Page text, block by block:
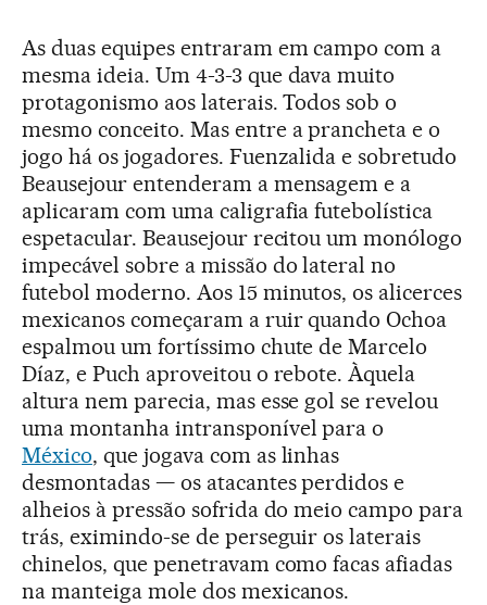
As duas equipes entraram em campo com a
mesma ideia. Um 4-3-3 que dava muito
protagonismo aos laterais. Todos sob o
mesmo conceito. Mas entre a prancheta e o
jogo há os jogadores. Fuenzalida e sobretudo
Beausejour entenderam a mensagem e a
aplicaram com uma caligrafia futebolística
espetacular. Beausejour recitou um monólogo
impecável sobre a missão do lateral no
futebol moderno. Aos 15 minutos, os alicerces
mexicanos começaram a ruir quando Ochoa
espalmou um fortíssimo chute de Marcelo
Díaz, e Puch aproveitou o rebote. Àquela
altura nem parecia, mas esse gol se revelou
uma montanha intransponível para o
México, que jogava com as linhas
desmontadas — os atacantes perdidos e
alheios à pressão sofrida do meio campo para
trás, eximindo-se de perseguir os laterais
chinelos, que penetravam como facas afiadas
na manteiga mole dos mexicanos.